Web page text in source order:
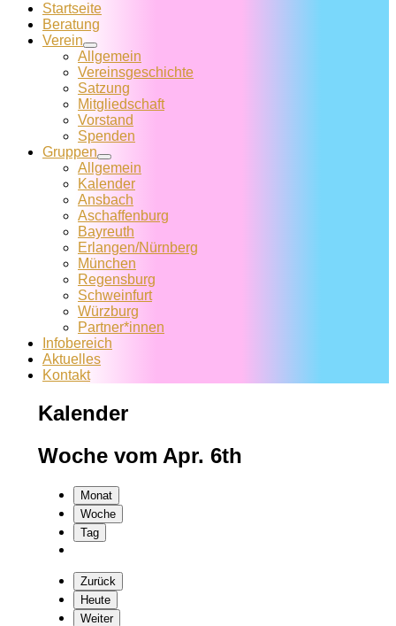
Startseite
Beratung
Verein
Allgemein
Vereins­geschichte
Satzung
Mitglied­schaft
Vorstand
Spenden
Gruppen
Allgemein
Kalender
Ansbach
Aschaffenburg
Bayreuth
Erlangen/Nürnberg
München
Regensburg
Schweinfurt
Würzburg
Partner*innen
Infobereich
Aktuelles
Kontakt
Kalender
Woche vom Apr. 6th
Monat
Woche
Tag
Zurück
Heute
Weiter